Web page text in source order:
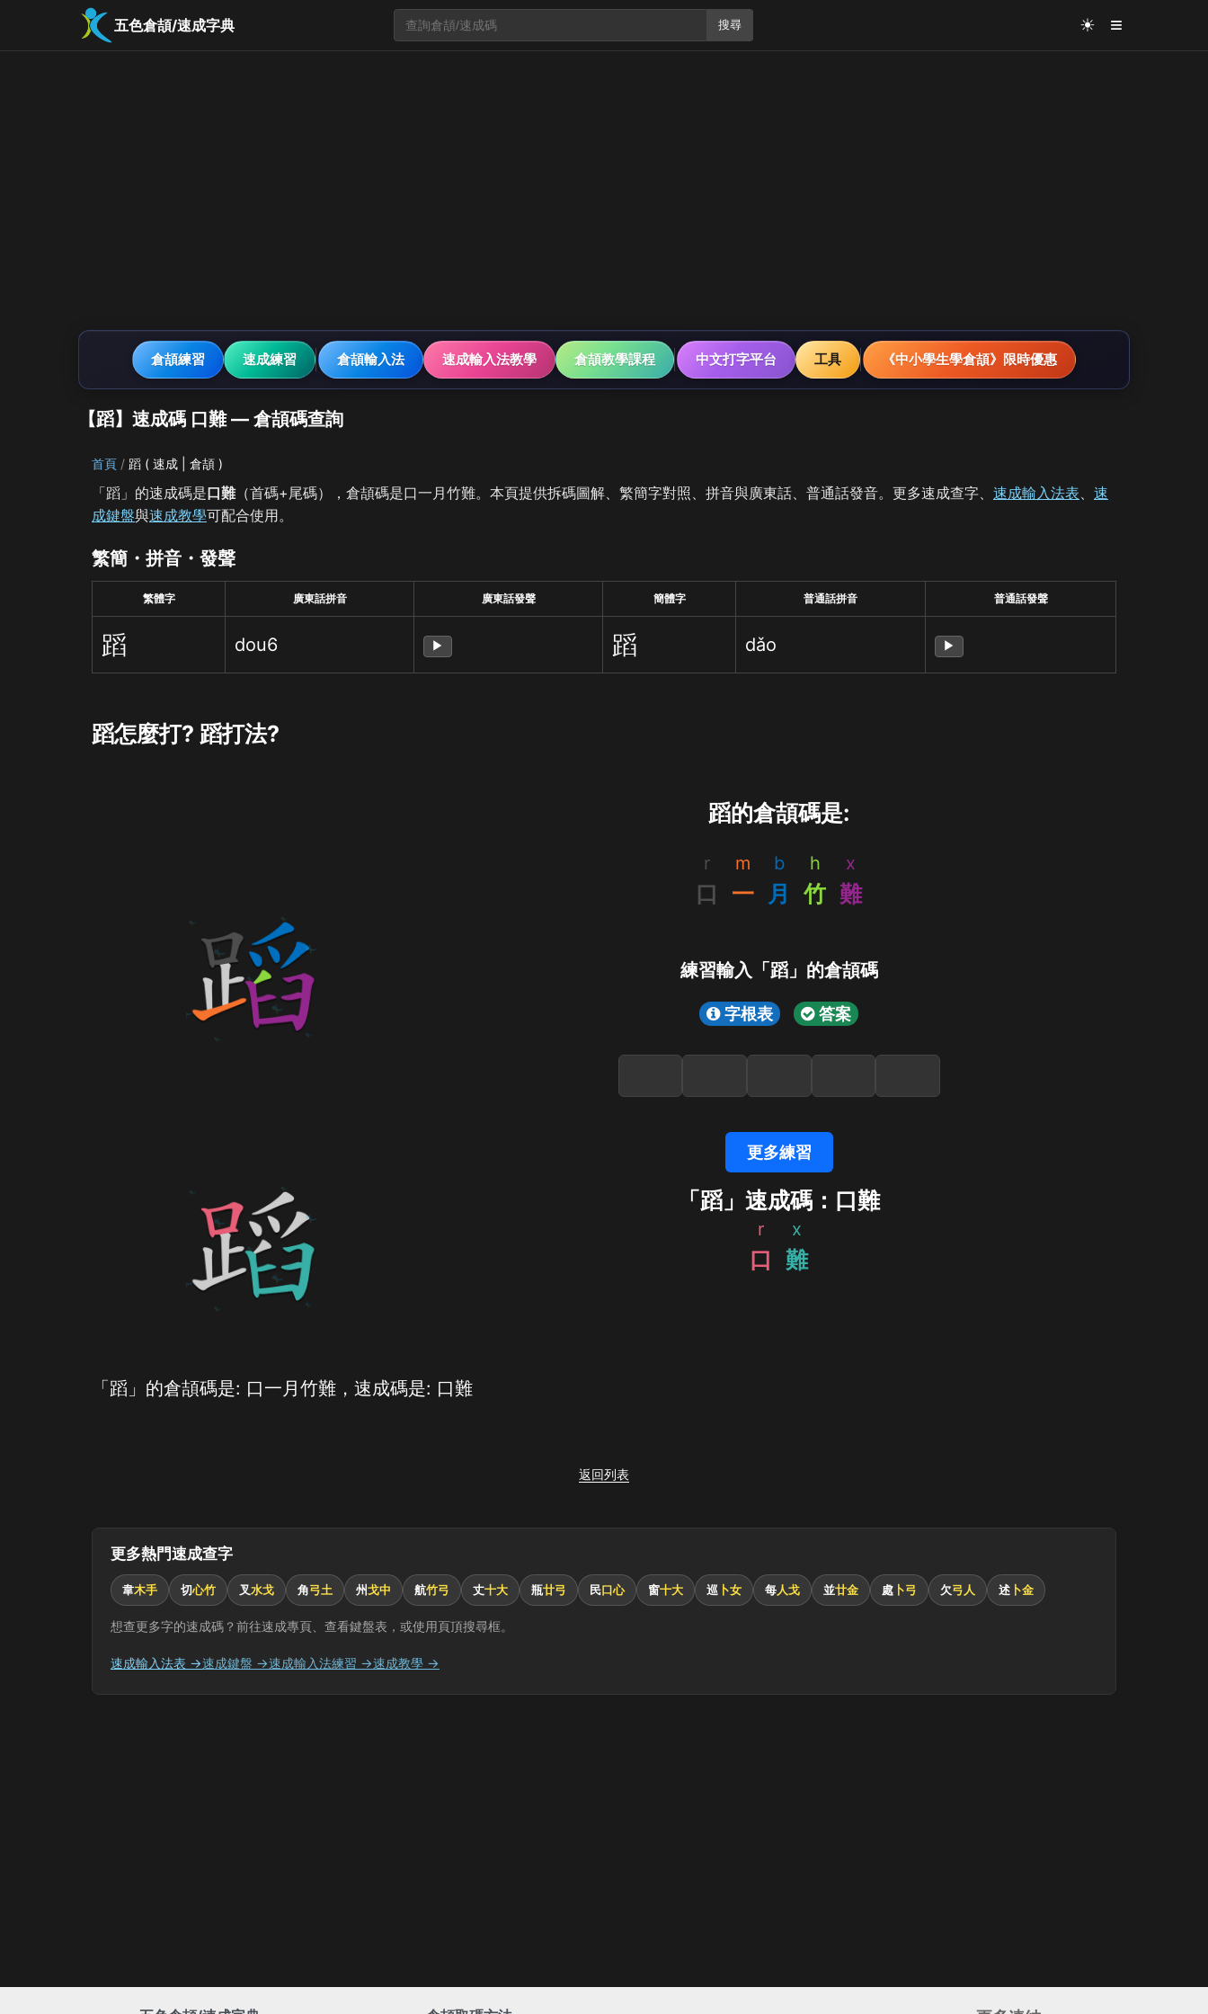
五色倉頡/速成字典 搜尋 ☀ ≡
倉頡練習 速成練習 倉頡輸入法 速成輸入法教學 倉頡教學課程 中文打字平台 工具 《中小學生學倉頡》限時優惠
【蹈】速成碼 口難 — 倉頡碼查詢
首頁 蹈 ( 速成 | 倉頡 )
「蹈」的速成碼是口難（首碼+尾碼），倉頡碼是口一月竹難。本頁提供拆碼圖解、繁簡字對照、拼音與廣東話、普通話發音。更多速成查字、 速成輸入法表、 速
成鍵盤與速成教學可配合使用。
繁簡・拼音・發聲
繁體字 廣東話拼音 廣東話發聲 簡體字 普通話拼音 普通話發聲
蹈 dou6 ▶ 蹈 dǎo ▶
蹈怎麼打? 蹈打法?
蹈的倉頡碼是:
r
口
m
一
b
月
h
竹
x
難
練習輸入「蹈」的倉頡碼
字根表 答案
更多練習
「蹈」速成碼：口難
r
口
x
難
「蹈」的倉頡碼是: 口一月竹難，速成碼是: 口難
返回列表
更多熱門速成查字
韋木手 切心竹 叉水戈 角弓土 州戈中 航竹弓 丈十大 瓶廿弓 民口心 窗十大 巡 卜女 每人戈 並廿金 處 卜弓 欠弓人 述 卜金
想查更多字的速成碼？前往速成專頁、查看鍵盤表，或使用頁頂搜尋框。
速成輸入法表 →速成鍵盤 →速成輸入法練習 →速成教學 →